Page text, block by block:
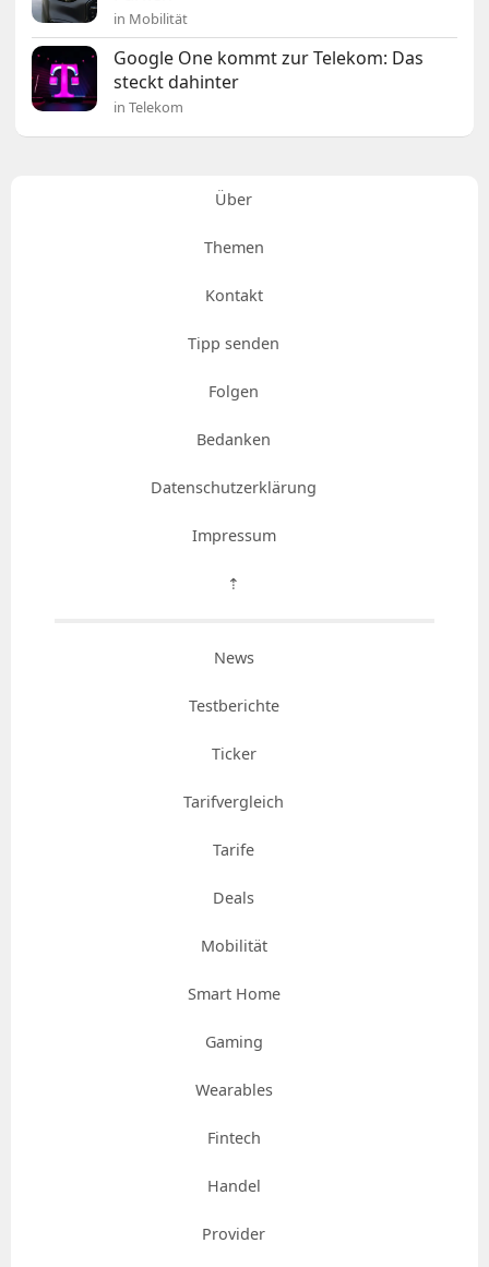
in Mobilität
Google One kommt zur Telekom: Das
steckt dahinter
in Telekom
Über
Themen
Kontakt
Tipp senden
Folgen
Bedanken
Datenschutzerklärung
Impressum
⇡
News
Testberichte
Ticker
Tarifvergleich
Tarife
Deals
Mobilität
Smart Home
Gaming
Wearables
Fintech
Handel
Provider